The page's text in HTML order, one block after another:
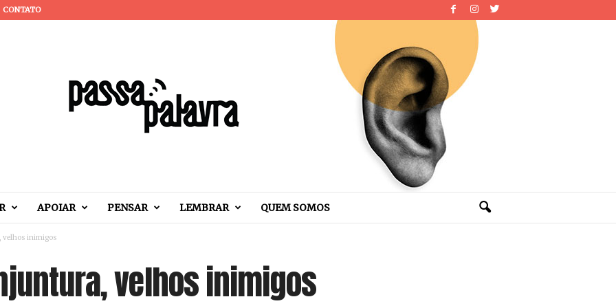
CONTATO
APOIAR PENSAR LEMBRAR QUEM SOMOS
velhos inimigos
velhos inimigos